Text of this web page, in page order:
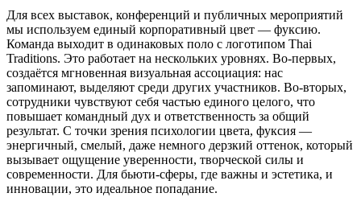
Для всех выставок, конференций и публичных мероприятий
мы используем единый корпоративный цвет — фуксию.
Команда выходит в одинаковых поло с логотипом Thai
Traditions. Это работает на нескольких уровнях. Во-первых,
создаётся мгновенная визуальная ассоциация: нас
запоминают, выделяют среди других участников. Во-вторых,
сотрудники чувствуют себя частью единого целого, что
повышает командный дух и ответственность за общий
результат. С точки зрения психологии цвета, фуксия —
энергичный, смелый, даже немного дерзкий оттенок, который
вызывает ощущение уверенности, творческой силы и
современности. Для бьюти-сферы, где важны и эстетика, и
инновации, это идеальное попадание.